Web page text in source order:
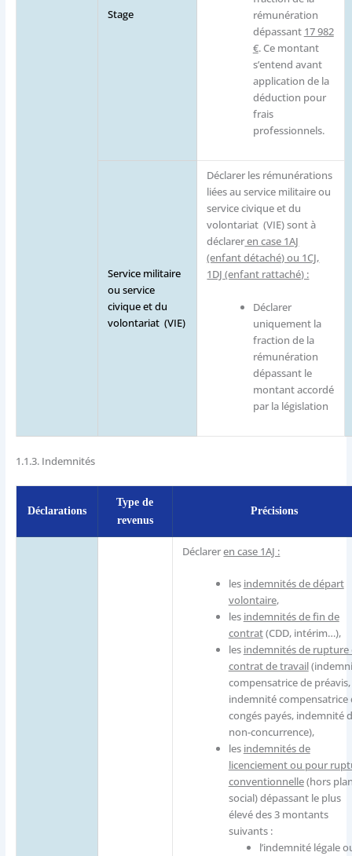
Stage
rémunération
dépassant 17 982
€. Ce montant
s’entend avant
application de la
déduction pour
frais
professionnels.
Service militaire
ou service
civique et du
volontariat (VIE)
Déclarer les rémunérations
liées au service militaire ou
service civique et du
volontariat (VIE) sont à
déclareren case 1AJ
(enfant détaché) ou 1CJ,
1DJ (enfant rattaché) :
Déclarer
uniquement la
fraction de la
rémunération
dépassant le
montant accordé
par la législation
1.1.3.Indemnités
Déclarations
Type de
revenus
Précisions
Déclareren case 1AJ :
les indemnités de départ
volontaire,
les indemnités de fin de
contrat(CDD, intérim…),
les indemnités de rupture
contrat de travail
compensatrice de préavis,
indemnité compensatrice
congés payés, indemnité
non-concurrence),
les indemnités de
licenciement ou pour
conventionnelle(hors
social) dépassant le plus
élevé des 3 montants
suivants :
l’indemnité légale